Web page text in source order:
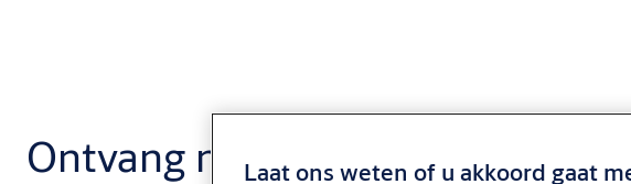
Ontvang nu uw gratisLaat ons weten of u akkoord gaat